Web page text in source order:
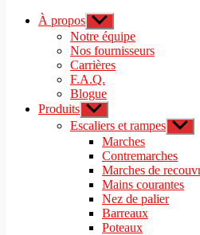
À propos Afficher
le
sous-
menu
Notre équipe
Nos fournisseurs
Carrières
F.A.Q.
Blogue
Produits Afficher
le
sous-
menu
Escaliers et rampes
le
menu
Marches
Contremarches
Marches de
Mains courantes
Nez de palier
Barreaux
Poteaux